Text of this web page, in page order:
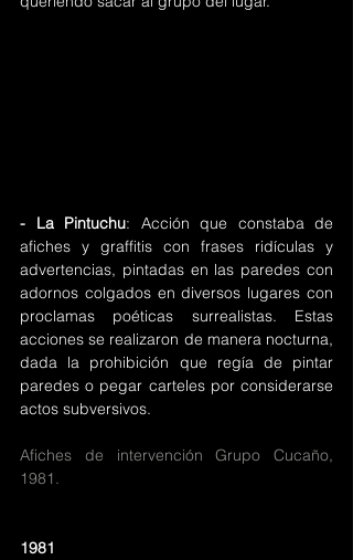
- La Pintuchu: Acción que constaba de
afiches y graffitis con frases ridículas y
advertencias, pintadas en las paredes con
adornos colgados en diversos lugares con
proclamas poéticas surrealistas. Estas
acciones se realizaron de manera nocturna,
dada la prohibición que regía de pintar
paredes o pegar carteles por considerarse
actos subversivos.
Afiches de intervención Grupo Cucaño,
1981.
1981